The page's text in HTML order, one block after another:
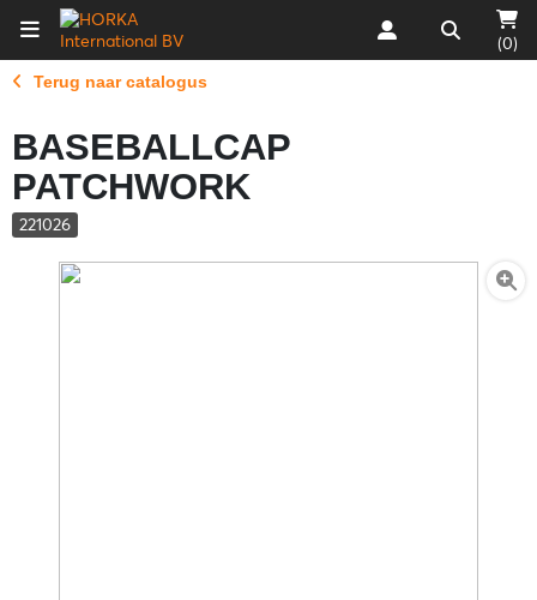
(0)
Terug naar catalogus
BASEBALLCAP
PATCHWORK
221026